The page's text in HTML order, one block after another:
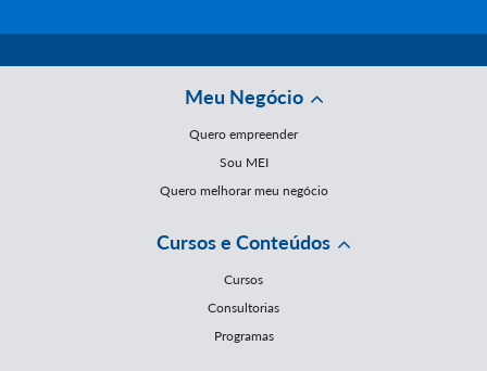
Meu Negócio
Quero empreender
Sou MEI
Quero melhorar meu negócio
Cursos e Conteúdos
Cursos
Consultorias
Programas